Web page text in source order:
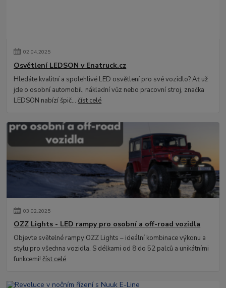
02.04.2025
Osvětlení LEDSON v Enatruck.cz
Hledáte kvalitní a spolehlivé LED osvětlení pro své vozidlo? Ať už
jde o osobní automobil, nákladní vůz nebo pracovní stroj, značka
LEDSON nabízí špič...číst celé
03.02.2025
OZZ Lights - LED rampy pro osobní a off-road vozidla
Objevte světelné rampy OZZ Lights – ideální kombinace výkonu a
stylu pro všechna vozidla. S délkami od 8 do 52 palců a unikátními
funkcemi!číst celé